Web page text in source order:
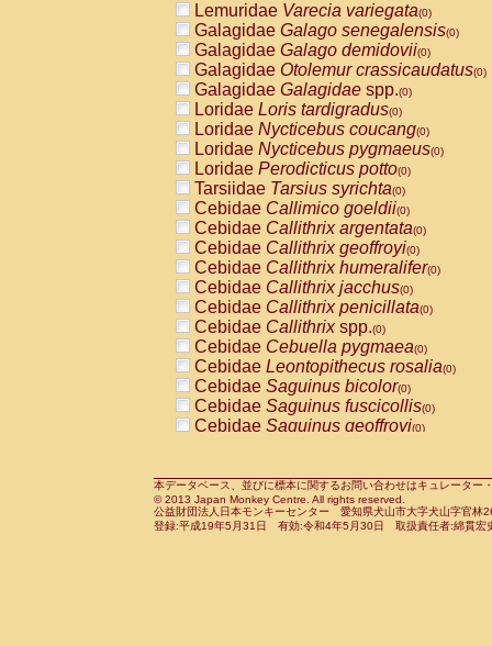
AtelidaeAlouattaspp.(0)
AtelidaeAteles belzebuth(0)
AtelidaeAteles geoffroyi(0)
AtelidaeAteles paniscus(0)
AtelidaeAtelesspp.(0)
Atelidae Lagothrix lagothricha
AtelidaeLagothrix lagothricha cana
PitheciidaeCacajao calvus
PitheciidaeCallicebus cupreus
PitheciidaeCallicebus donacophilus
PitheciidaeCallicebus moloch
PitheciidaeCallicebus torquatus
PitheciidaeCallicebusspp.(0)
PitheciidaeChiropotes satanas(0)
PitheciidaePithecia monachus
PitheciidaePithecia pithecia(0)
CercopithecidaeCercocebus agilis
CercopithecidaeCercocebus
CercopithecidaeCercocebus
CercopithecidaeCercocebus
CercopithecidaeCercocebus
CercopithecidaeCercocebushybrid
CercopithecidaePapio anubis(0)
CercopithecidaePapio cynocephalus
CercopithecidaePapio hamadryas(0)
Lemuridae Varecia variegata(0)
Galagidae Galago senegalensis(0)
Galagidae Galago demidovii(0)
Galagidae Otolemur crassicaudatus(0)
Galagidae Galagidae spp.(0)
Loridae Loris tardigradus(0)
Loridae Nycticebus coucang(0)
Loridae Nycticebus pygmaeus(0)
Loridae Perodicticus potto(0)
Tarsiidae Tarsius syrichta(0)
Cebidae Callimico goeldii(0)
Cebidae Callithrix argentata(0)
Cebidae Callithrix geoffroyi(0)
Cebidae Callithrix humeralifer(0)
Cebidae Callithrix jacchus(0)
Cebidae Callithrix penicillata(0)
Cebidae Callithrixspp.(0)
Cebidae Cebuella pygmaea(0)
Cebidae Leontopithecus rosalia(0)
Cebidae Saguinus bicolor(0)
Cebidae Saguinus fuscicollis(0)
Cebidae Saguinus geoffroyi(0)
CebidaeSaguinus leucopus(0)
CebidaeSaguinus midas(0)
Cebidae Saguinus mystax(0)
本データベース、並びに標本に関するお問い合わせはキュレータ
© 2013 Japan Monkey Centre. All rights reserved.
公益財団法人日本モンキーセンター 愛知県犬山市大字犬山字官
登録:平成19年5月31日 有効:令和4年5月30日 取扱責任者:綿貫宏